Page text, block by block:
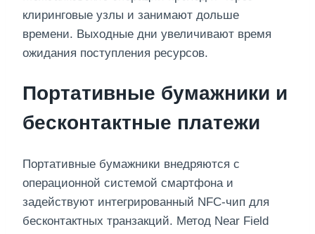
клиринговые узлы и занимают дольше
времени. Выходные дни увеличивают время
ожидания поступления ресурсов.
Портативные бумажники и
бесконтактные платежи
Портативные бумажники внедряются с
операционной системой смартфона и
задействуют интегрированный NFC-чип для
бесконтактных транзакций. Метод Near Field